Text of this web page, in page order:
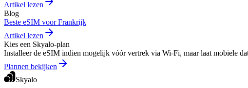
Artikel lezen
Blog
Beste eSIM voor Frankrijk
Artikel lezen
Kies een Skyalo-plan
Installeer de eSIM indien mogelijk vóór vertrek via Wi-Fi, maar laat mobiele
Plannen bekijken
Skyalo